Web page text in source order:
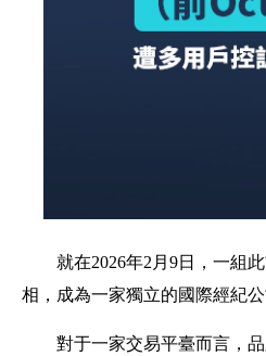
就在2026年2月9日，一組
相，成為一家獨立的國際經紀
對于一家交易平臺而言，